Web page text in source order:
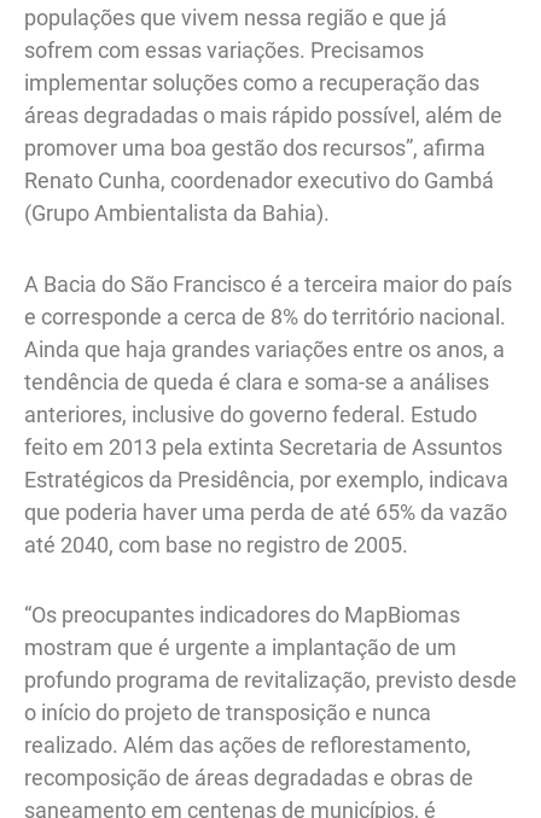
populações que vivem nessa região e que já
sofrem com essas variações. Precisamos
implementar soluções como a recuperação das
áreas degradadas o mais rápido possível, além de
promover uma boa gestão dos recursos”, afirma
Renato Cunha, coordenador executivo do Gambá
(Grupo Ambientalista da Bahia).
A Bacia do São Francisco é a terceira maior do país
e corresponde a cerca de 8% do território nacional.
Ainda que haja grandes variações entre os anos, a
tendência de queda é clara e soma-se a análises
anteriores, inclusive do governo federal. Estudo
feito em 2013 pela extinta Secretaria de Assuntos
Estratégicos da Presidência, por exemplo, indicava
que poderia haver uma perda de até 65% da vazão
até 2040, com base no registro de 2005.
“Os preocupantes indicadores do MapBiomas
mostram que é urgente a implantação de um
profundo programa de revitalização, previsto desde
o início do projeto de transposição e nunca
realizado. Além das ações de reflorestamento,
recomposição de áreas degradadas e obras de
saneamento em centenas de municípios, é